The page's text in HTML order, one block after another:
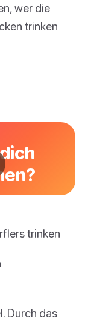
wer die
trinken
trinken
Durch das